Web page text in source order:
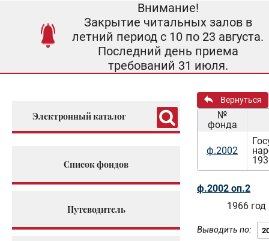
Внимание!
Закрытие читальных залов в
летний период с 10 по 23 августа.
Последний день приема
требований 31 июля.
Электронный каталог
Список фондов
Путеводитель
Вернуться
№
фонда
ф.2002
ф.2002 оп.2
1966 год
Выводить по: